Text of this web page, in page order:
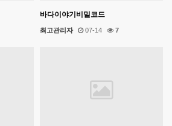
바다이야기비밀코드
최고관리자 07-14 7